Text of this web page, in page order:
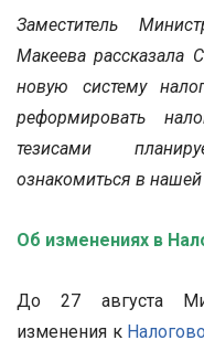
Заместитель
Макеева
новую систему
реформировать
тезисами
ознакомиться в нашей
Об изменениях в
До 27 августа
изменения к